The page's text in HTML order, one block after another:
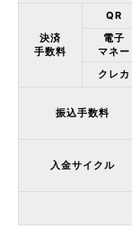
決済
手数料
QR
電子
マネー
クレカ
振込手数料
入金サイクル